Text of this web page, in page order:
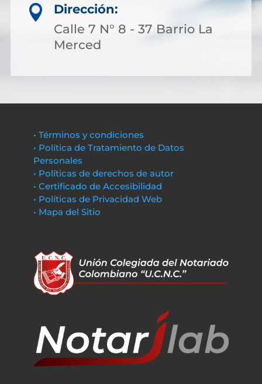

Dirección:
Calle 7 N° 8 - 37 Barrio La
Merced
• Términos y condiciones
• Política de Tratamiento de Datos
Personales
• Políticas de derechos de autor
• Certificado de Accesibilidad
• Políticas de Privacidad Web
• Mapa del Sitio